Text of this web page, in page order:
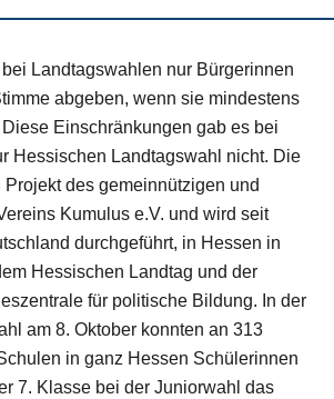
bei Landtagswahlen nur Bürgerinnen
abgeben, wenn sie mindestens
Einschränkungen gab es bei
Hessischen Landtagswahl nicht. Die
des gemeinnützigen und
Kumulus e.V. und wird seit
durchgeführt, in Hessen in
Hessischen Landtag und der
für politische Bildung. In der
am 8. Oktober konnten an 313
in ganz Hessen Schülerinnen
7. Klasse bei der Juniorwahl das